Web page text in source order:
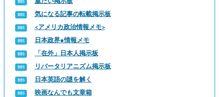
気になる記事の転載掲示板
<アメリカ政治情報メモ>
日本政界●情報メモ
「在外」日本人掲示板
リバータリアニズム掲示板
日本英語の謎を解く
映画なんでも文章箱